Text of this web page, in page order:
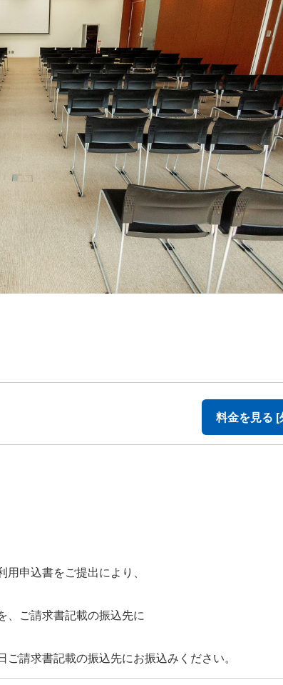
料金を見る [
申込書をご提出により、
、ご請求書記載の振込先に